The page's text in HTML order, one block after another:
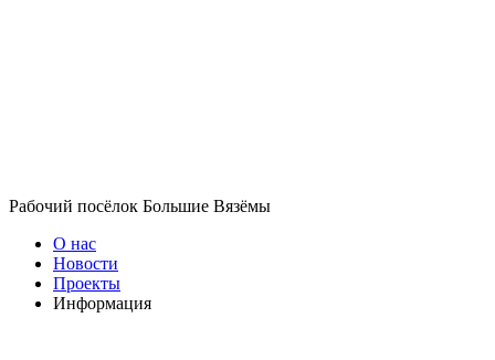
Рабочий посёлок Большие Вязёмы
О нас
Новости
Проекты
Информация